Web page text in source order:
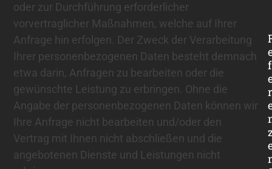
oder zur Durchführung erforderlicher
vorvertraglicher Maßnahmen, welche auf Ihrer
Anfrage hin erfolgen. Der Zweck der Verarbeitung
Ihrer personenbezogenen Daten besteht demnach
etwa darin, Anfragen zu bearbeiten oder die
gewünschte Leistung zu erbringen. Ohne die
Angabe der personenbezogenen Daten können wir
Ihre Anfrage nicht bearbeiten und/oder den
Vertrag mit Ihnen nicht abschließen und die
angebotenen Dienste und Leistungen nicht
f
r